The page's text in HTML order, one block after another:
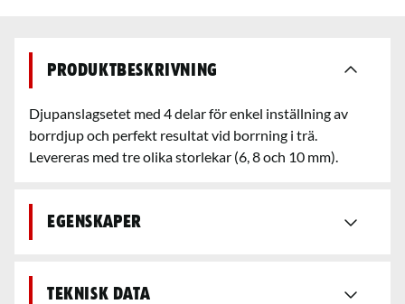
Produktbeskrivning
Djupanslagsetet med 4 delar för enkel inställning av
borrdjup och perfekt resultat vid borrning i trä.
Levereras med tre olika storlekar (6, 8 och 10 mm).
Egenskaper
Teknisk data